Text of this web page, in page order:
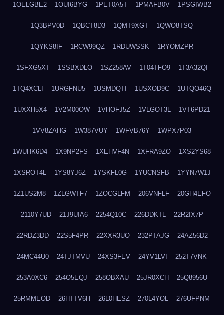
1OELGBE2 1OUI6BYG 1PET0A5T 1PMAFB0V 1PSGIWB2
1Q3BPV0D 1QBCT8D3 1QMT9XGT 1QWO8TSQ
1QYKS8IF 1RCW99QZ 1RDUWSSK 1RYOMZPR
1SFXG5XT 1SSBXDLO 1SZ258AV 1T04TFO9 1T3A32QI
1TQ4XCLI 1URGFNU5 1USMDQTI 1USXOD9C 1UTQO46Q
1UXXH5X4 1V2M00OW 1VHOFJ5Z 1VLGOT3L 1VT6PD21
1VV8ZAHG 1W387VUY 1WFVB76Y 1WPX7P03
1WUHK6D4 1X9NP2FS 1XEHVF4N 1XFRA9ZO 1XS2YS68
1XSROT4L 1YS8YJ6Z 1YSKFL0G 1YUCNSFB 1YYN7W1J
1Z1US2M8 1ZLGWTF7 1ZOCGLFM 206VNFLF 20GH4EFO
2110Y7UD 21J9UIA6 2254Q10C 226DDKTL 22R2IX7P
22RDZ3DD 22S5F4PR 22XXR3UO 232PTAJG 24AZ56D2
24MC44U0 24TJTMVU 24XS3FEV 24YV1LVI 252T7VNK
253A0XC6 254O5EQJ 258OBXAU 25JR0XCH 25Q8956U
25RMMEOD 26HTTV6H 26L0HESZ 270L4YOL 276UFPNM